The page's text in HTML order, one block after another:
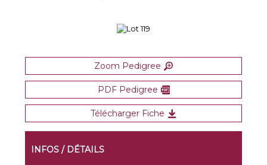
Zoom Pedigree
PDF Pedigree
Télécharger Fiche
INFOS / DÉTAILS